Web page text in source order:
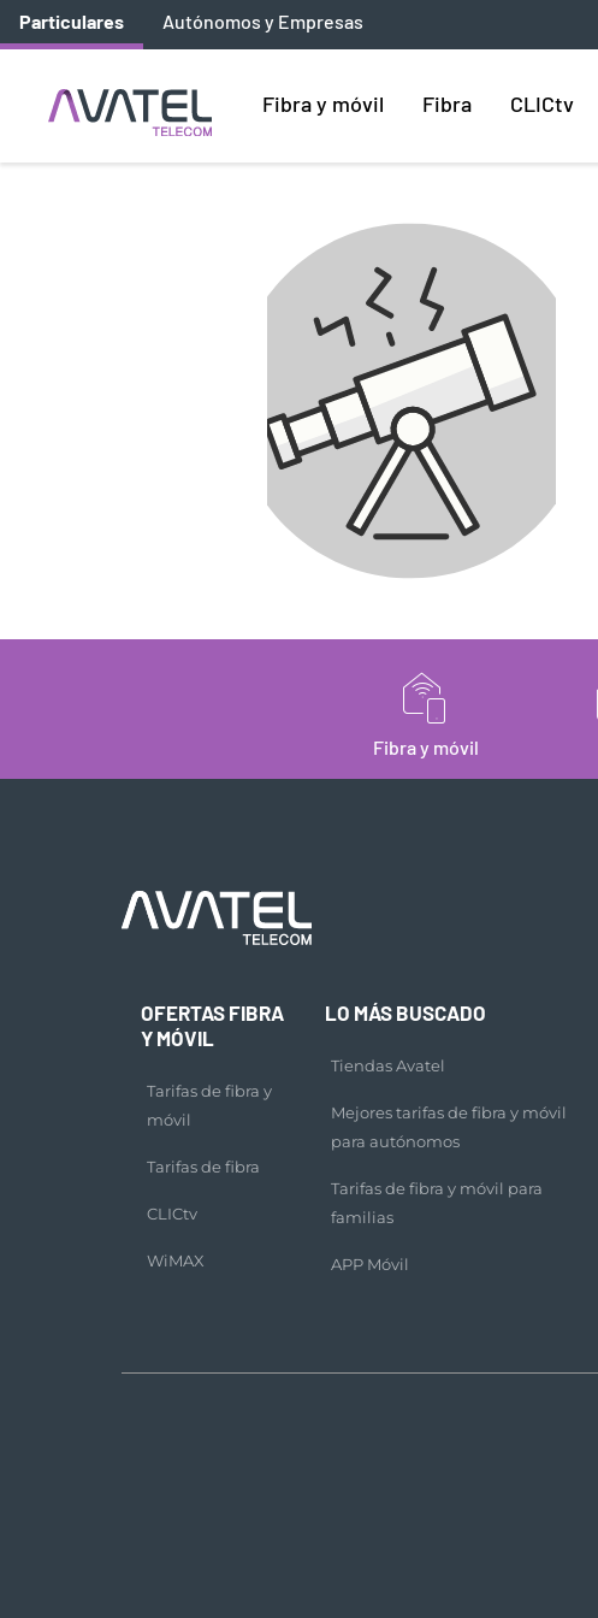
Particulares Autónomos y Empresas
Fibra y móvil Fibra CLICtv
Fibra y móvil
OFERTAS FIBRA
Y MÓVIL
Tarifas de fibra y
móvil
Tarifas de fibra
CLICtv
WiMAX
LO MÁS BUSCADO
Tiendas Avatel
Mejores tarifas de fibra y móvil
para autónomos
Tarifas de fibra y móvil para
familias
APP Móvil